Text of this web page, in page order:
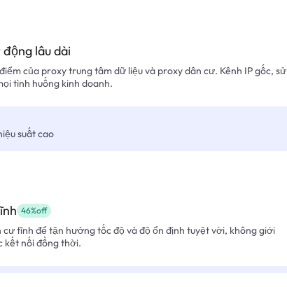
lâu dài
của proxy trung tâm dữ liệu và proxy dân cư. Kênh IP gốc, sử
tình huống kinh doanh.
suất cao
46%off
cư tĩnh để tận hưởng tốc độ và độ ổn định tuyệt vời, không giới
kết nối đồng thời.